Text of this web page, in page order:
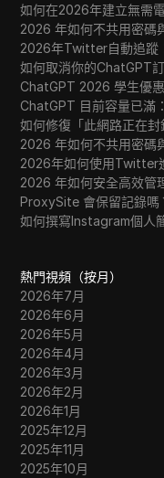
如何在2026年建立無需
2026 年如何不共用密碼
2026年Twitter自動追蹤
如何取消你的ChatGPT
ChatGPT 2026 學生優
ChatGPT 目前容量已滿
如何修復「此網路正在封
2026 年如何不共用密碼
2026年如何使用Twitter
2026 年如何安全高效管
ProxySite 會保留記錄嗎
如何撰寫Instagram個人
熱門視頻（按月）
2026年7月
2026年6月
2026年5月
2026年4月
2026年3月
2026年2月
2026年1月
2025年12月
2025年11月
2025年10月